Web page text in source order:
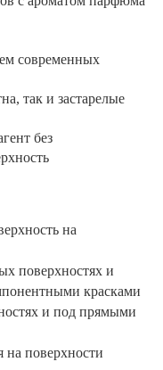
современных
так и застарелые
без
на
поверхностях и
красками
и под прямыми
на поверхности